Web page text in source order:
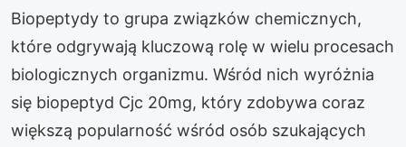
Biopeptydy to grupa związków chemicznych,
które odgrywają kluczową rolę w wielu procesach
biologicznych organizmu. Wśród nich wyróżnia
się biopeptyd Cjc 20mg, który zdobywa coraz
większą popularność wśród osób szukających